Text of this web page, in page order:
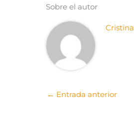
Sobre el autor
Cristina
← Entrada anterior